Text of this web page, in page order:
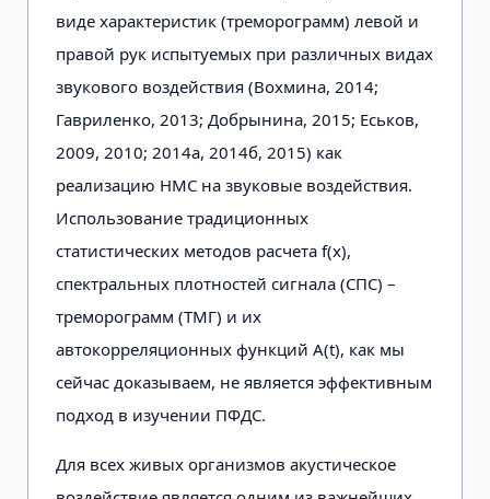
виде характеристик (треморограмм) левой и
правой рук испытуемых при различных видах
звукового воздействия (Вохмина, 2014;
Гавриленко, 2013; Доб­рынина, 2015; Еськов,
2009, 2010; 2014а, 2014б, 2015) как
реализацию НМС на звуковые воздействия.
Использование традиционных
статистических методов расчета f(x),
спектральных плотностей сигнала (СПС) –
треморограмм (ТМГ) и их
автокорреляционных функций A(t), как мы
сейчас доказываем, не является эффективным
подход в изучении ПФДС.
Для всех живых организмов акустиче­ское